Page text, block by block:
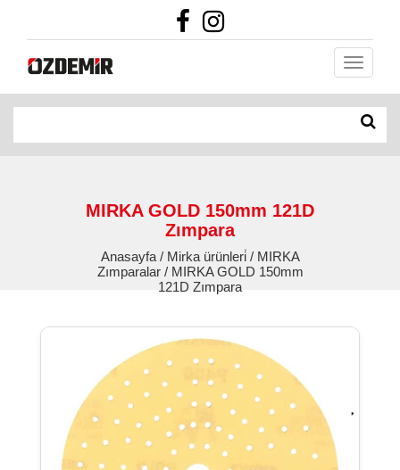
MIRKA GOLD 150mm 121D
Zımpara
Anasayfa / Mirka ürünleri̇ / MIRKA
Zımparalar / MIRKA GOLD 150mm
121D Zımpara